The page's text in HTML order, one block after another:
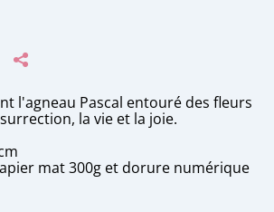
l'agneau Pascal entouré des fleurs
la vie et la joie.
mat 300g et dorure numérique